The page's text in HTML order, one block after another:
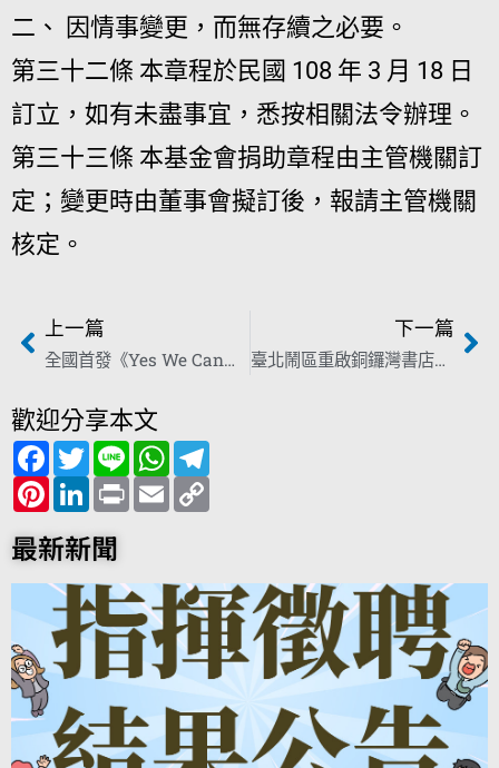
二、 因情事變更，而無存續之必要。
第三十二條 本章程於民國 108 年 3 月 18 日
訂立，如有未盡事宜，悉按相關法令辦理。
第三十三條 本基金會捐助章程由主管機關訂
定；變更時由董事會擬訂後，報請主管機關
核定。
上一篇
全國首發《Yes We Can》音樂MV 31位歌手團結合唱撫慰國人心靈
下一篇
臺北鬧區重啟銅鑼灣書店 林榮基疾呼臺灣堅守民主自由
歡迎分享本文
F
a
c
e
b
o
o
k
T
w
i
t
t
e
r
L
i
n
e
W
h
a
t
s
p m
P
i
n
t
e
r
e
s
t
L
i
n
k
e
d
I
n
P
r
i
E
m
a
n
k
最新新聞